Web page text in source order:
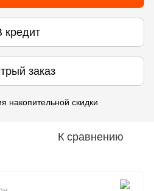
кредит
заказ
накопительной скидки
К сравнению